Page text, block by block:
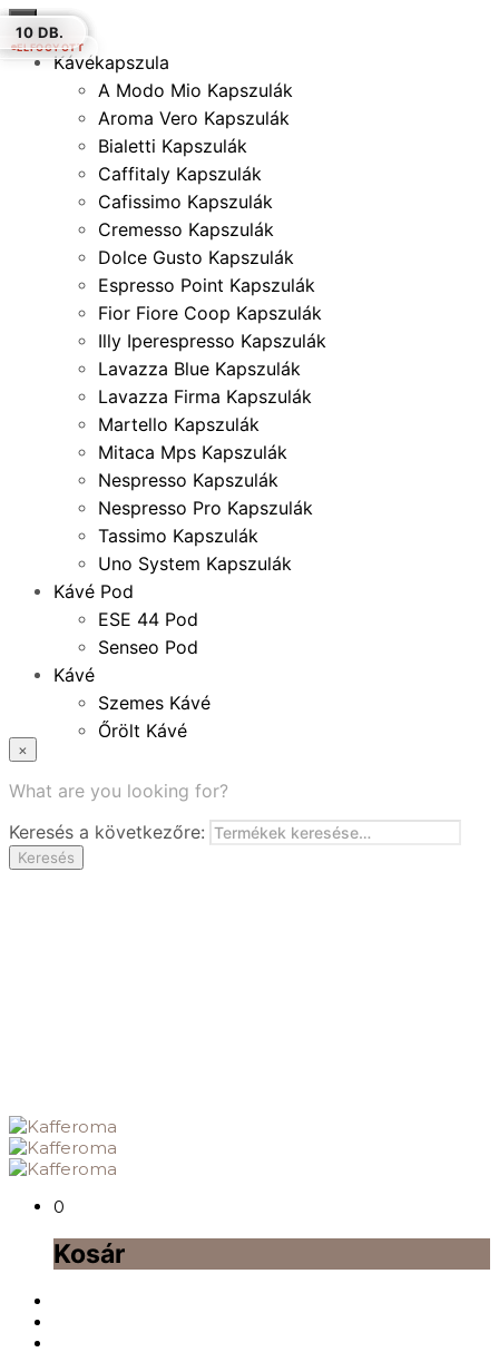
×
Kávékapszula
A Modo Mio Kapszulák
Aroma Vero Kapszulák
Bialetti Kapszulák
Caffitaly Kapszulák
Cafissimo Kapszulák
Cremesso Kapszulák
Dolce Gusto Kapszulák
Espresso Point Kapszulák
Fior Fiore Coop Kapszulák
Illy Iperespresso Kapszulák
Lavazza Blue Kapszulák
Lavazza Firma Kapszulák
Martello Kapszulák
Mitaca Mps Kapszulák
Nespresso Kapszulák
Nespresso Pro Kapszulák
Tassimo Kapszulák
Uno System Kapszulák
Kávé Pod
ESE 44 Pod
Senseo Pod
Kávé
Szemes Kávé
Őrölt Kávé
Instant Kávé
Zacskó Tea
Tartozékok
×
What are you looking for?
Keresés a következőre:
Keresés
0
Kosár
10 DB
50 DB.
10 DB.
20 DB.
50 DB.
10 DB.
ELFOGYOTT
10 DB.